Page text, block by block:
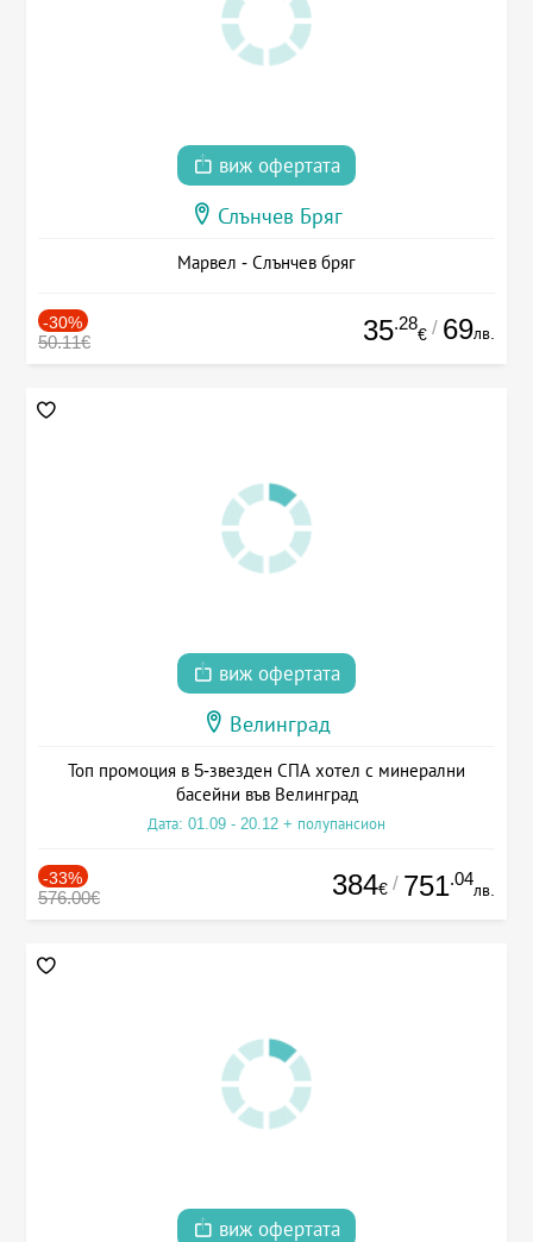
виж офертата
Слънчев Бряг
Марвел - Слънчев бряг
-30%
50.11€ 35.28
€ / 69лв.
виж офертата
Велинград
Топ промоция в 5-звезден СПА хотел с минерални
басейни във Велинград
Дата: 01.09 - 20.12 + полупансион
-33%
576.00€ 384€ / 751.04
лв.
виж офертата